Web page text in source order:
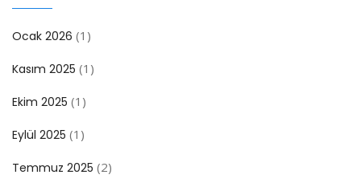
Ocak 2026 (1)
Kasım 2025 (1)
Ekim 2025 (1)
Eylül 2025 (1)
Temmuz 2025 (2)